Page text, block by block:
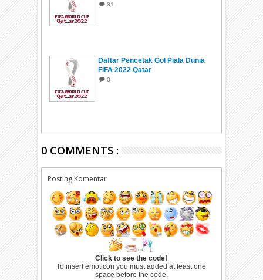
31
Daftar Pencetak Gol Piala Dunia
FIFA 2022 Qatar
0
0 COMMENTS :
Posting Komentar
Click to see the code!
To insert emoticon you must added at least one
space before the code.